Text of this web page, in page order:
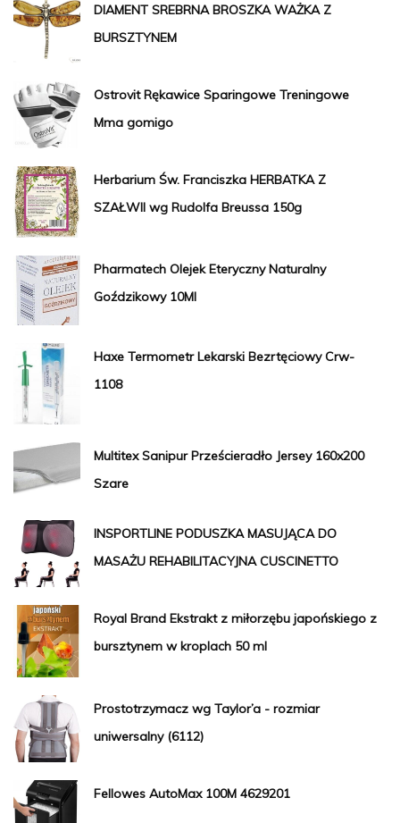
DIAMENT SREBRNA BROSZKA WAŻKA Z
BURSZTYNEM
Ostrovit Rękawice Sparingowe Treningowe
Mma gomigo
Herbarium Św. Franciszka HERBATKA Z
SZAŁWII wg Rudolfa Breussa 150g
Pharmatech Olejek Eteryczny Naturalny
Goździkowy 10Ml
Haxe Termometr Lekarski Bezrtęciowy Crw-
1108
Multitex Sanipur Prześcieradło Jersey 160x200
Szare
INSPORTLINE PODUSZKA MASUJĄCA DO
MASAŻU REHABILITACYJNA CUSCINETTO
Royal Brand Ekstrakt z miłorzębu japońskiego z
bursztynem w kroplach 50 ml
Prostotrzymacz wg Taylor’a - rozmiar
uniwersalny (6112)
Fellowes AutoMax 100M 4629201